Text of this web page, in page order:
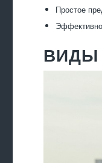
Простое
ВИДЫ